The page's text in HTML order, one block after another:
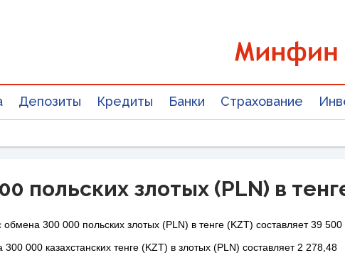
Депозиты Кредиты Банки Страхование
польских злотых (PLN) в
обмена 300 000 польских злотых (PLN) в тенге (KZT) составляет 39 500
300 000 казахстанских тенге (KZT) в злотых (PLN) составляет 2 278,48